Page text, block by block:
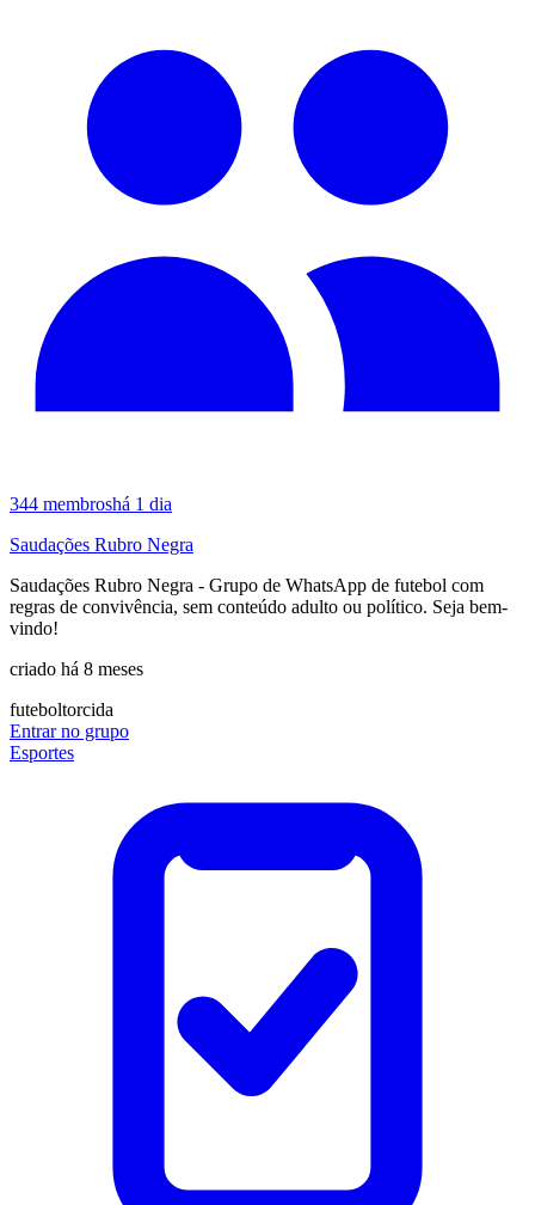
344 membroshá 1 dia
Saudações Rubro Negra
Saudações Rubro Negra - Grupo de WhatsApp de futebol com
regras de convivência, sem conteúdo adulto ou político. Seja bem-
vindo!
criado há 8 meses
futeboltorcida
Entrar no grupo
Esportes